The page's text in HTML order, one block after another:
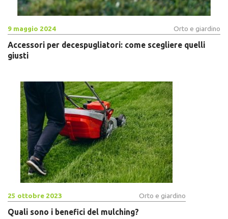
9 maggio 2024 Orto e giardino
Accessori per decespugliatori: come scegliere quelli
giusti
25 ottobre 2023 Orto e giardino
Quali sono i benefici del mulching?